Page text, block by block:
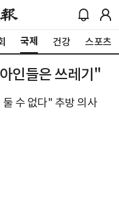
국제 건강 스포츠
인들은 쓰레기"
수 없다" 추방 의사